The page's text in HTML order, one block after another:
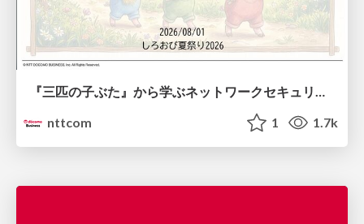
『三匹の子ぶた』から学ぶネットワークセキュリティの昔と今 / Network Security: Then and Now Through the Lens of The Three Little Pigs
nttcom
1 1.7k